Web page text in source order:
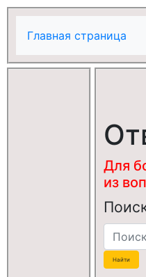
Главная страница
Для
из